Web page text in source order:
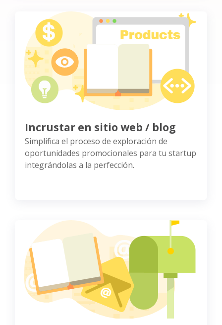
Incrustar en sitio web / blog
Simplifica el proceso de exploración de
oportunidades promocionales para tu startup
integrándolas a la perfección.